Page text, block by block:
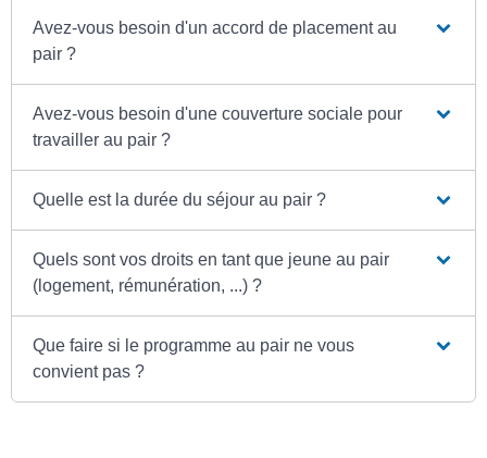
Avez-vous besoin d'un accord de placement au
pair ?
Avez-vous besoin d'une couverture sociale pour
travailler au pair ?
Quelle est la durée du séjour au pair ?
Quels sont vos droits en tant que jeune au pair
(logement, rémunération, ...) ?
Que faire si le programme au pair ne vous
convient pas ?